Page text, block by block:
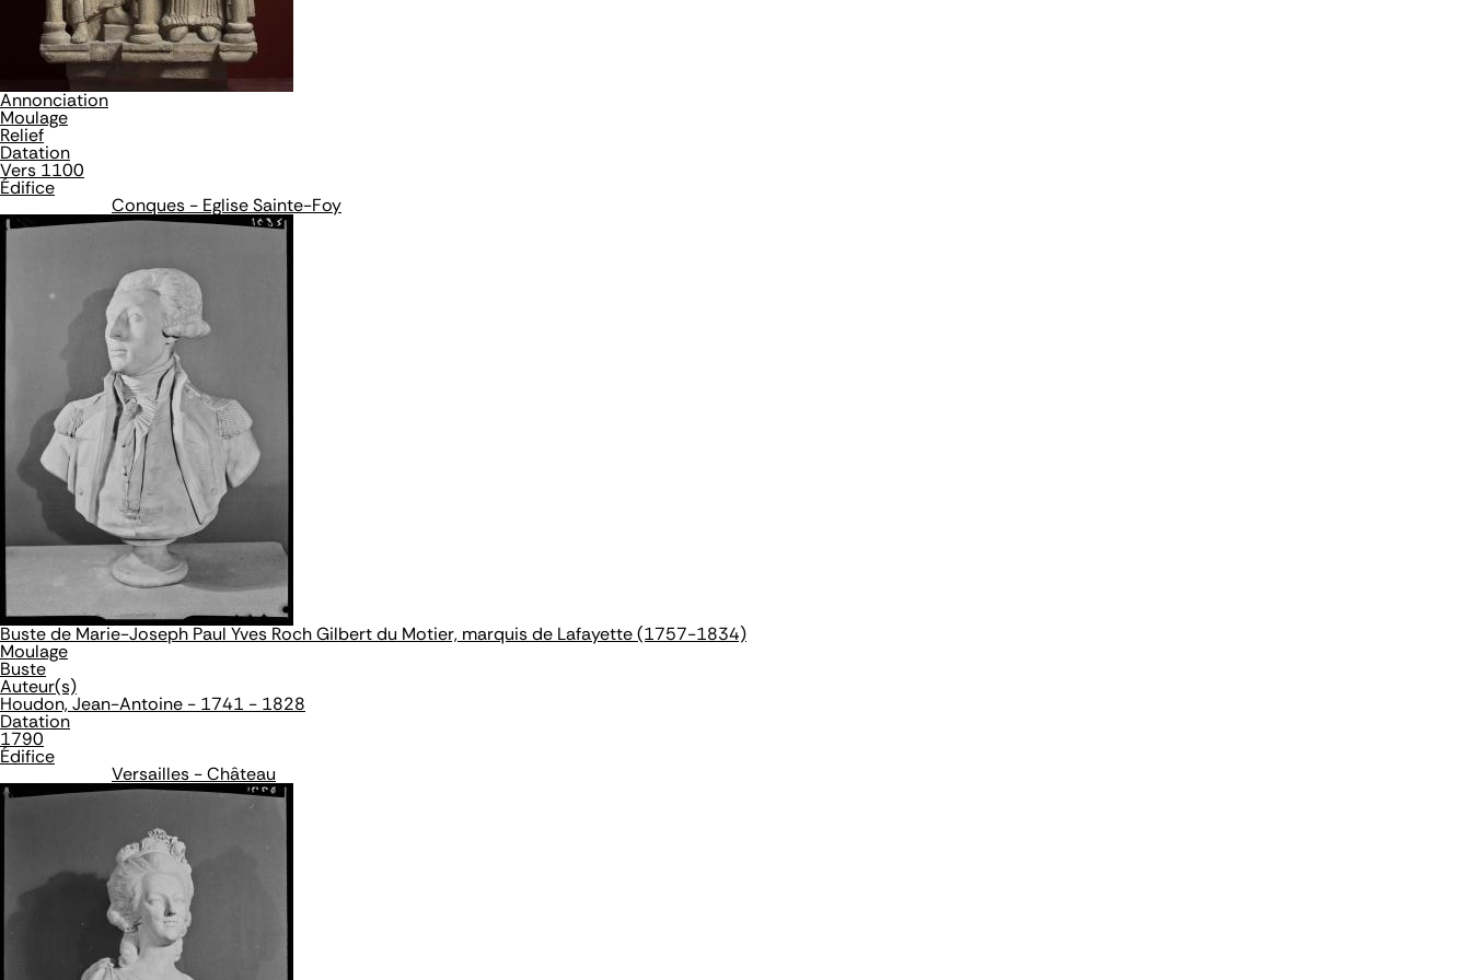
Annonciation
Moulage
Relief
Datation
Vers 1100
Édifice
Conques - Eglise Sainte-Foy
Buste de Marie-Joseph Paul Yves Roch Gilbert du Motier, marquis de Lafayette (1757-1834)
Moulage
Buste
Auteur(s)
Houdon, Jean-Antoine - 1741 - 1828
Datation
1790
Édifice
Versailles - Château